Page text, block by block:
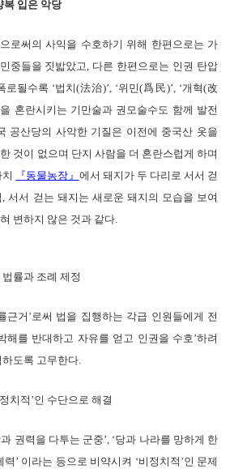
복 입은 악당
로써의 사익을 수호하기 위해 한편으로는 가
중들을 짓밟았고, 다른 한편으로는 인권 탄압
될수록 ‘법치(法治)’, ‘위민(爲民)’, ‘개혁(改
혼란시키는 기만술과 권모술수도 함께 발전
공산당의 사악한 기질은 이전에 중국산 옷을
것이 없으며 단지 사람을 더 혼란스럽게 하며
『동물농장』 에서 돼지가 두 다리로 서서 걷
서서 걷는 돼지는 새로운 돼지의 모습을 보여
변하지 않은 것과 같다.
률과 조례 제정
근거’로써 법을 집행하는 각급 인원들에게 전
해를 반대하고 자유를 얻고 인권을 수호’하려
도록 고무한다.
치적’인 수단으로 해결
권력을 다투는 군중’, ‘당과 나라를 망하게 한
력’ 이라는 등으로 비약시켜 ‘비정치적’인 문제